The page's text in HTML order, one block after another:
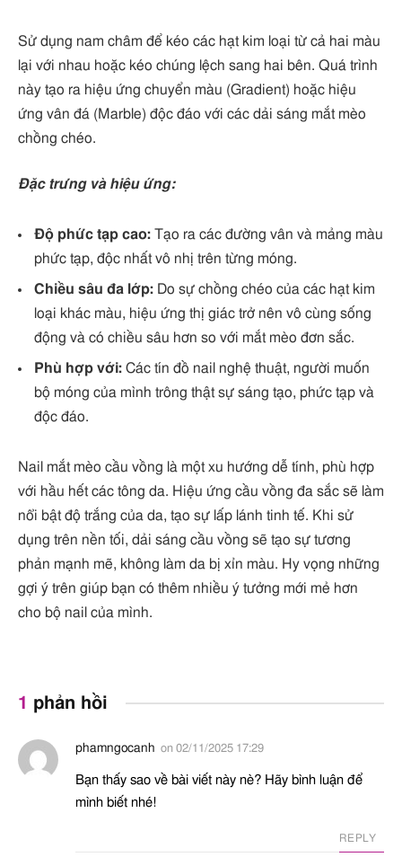
Sử dụng nam châm để kéo các hạt kim loại từ cả hai màu
lại với nhau hoặc kéo chúng lệch sang hai bên. Quá trình
này tạo ra hiệu ứng chuyển màu (Gradient) hoặc hiệu
ứng vân đá (Marble) độc đáo với các dải sáng mắt mèo
chồng chéo.
Đặc trưng và hiệu ứng:
Độ phức tạp cao: Tạo ra các đường vân và mảng màu
phức tạp, độc nhất vô nhị trên từng móng.
Chiều sâu đa lớp: Do sự chồng chéo của các hạt kim
loại khác màu, hiệu ứng thị giác trở nên vô cùng sống
động và có chiều sâu hơn so với mắt mèo đơn sắc.
Phù hợp với: Các tín đồ nail nghệ thuật, người muốn
bộ móng của mình trông thật sự sáng tạo, phức tạp và
độc đáo.
Nail mắt mèo cầu vồng là một xu hướng dễ tính, phù hợp
với hầu hết các tông da. Hiệu ứng cầu vồng đa sắc sẽ làm
nổi bật độ trắng của da, tạo sự lấp lánh tinh tế. Khi sử
dụng trên nền tối, dải sáng cầu vồng sẽ tạo sự tương
phản mạnh mẽ, không làm da bị xỉn màu. Hy vọng những
gợi ý trên giúp bạn có thêm nhiều ý tưởng mới mẻ hơn
cho bộ nail của mình.
1 phản hồi
phamngocanh on 02/11/2025 17:29
Bạn thấy sao về bài viết này nè? Hãy bình luận để
mình biết nhé!
REPLY